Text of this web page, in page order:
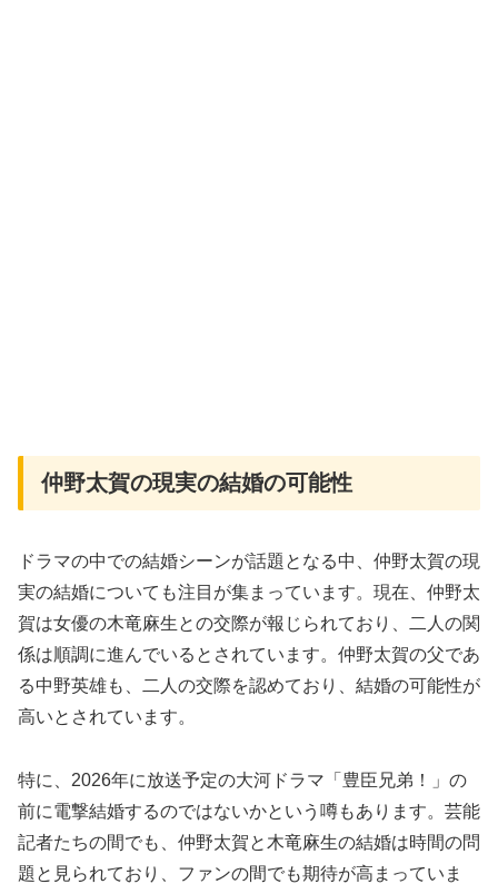
仲野太賀の現実の結婚の可能性
ドラマの中での結婚シーンが話題となる中、仲野太賀の現
実の結婚についても注目が集まっています。現在、仲野太
賀は女優の木竜麻生との交際が報じられており、二人の関
係は順調に進んでいるとされています。仲野太賀の父であ
る中野英雄も、二人の交際を認めており、結婚の可能性が
高いとされています。
特に、2026年に放送予定の大河ドラマ「豊臣兄弟！」の
前に電撃結婚するのではないかという噂もあります。芸能
記者たちの間でも、仲野太賀と木竜麻生の結婚は時間の問
題と見られており、ファンの間でも期待が高まっていま